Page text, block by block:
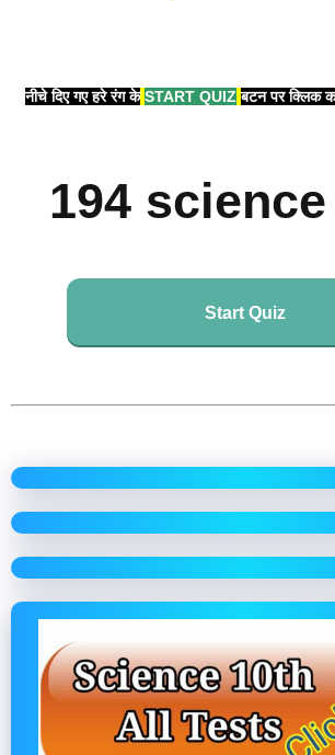
नीचे दिए गए हरे रंग के START QUIZ बटन पर क्लिक
194
Start Quiz